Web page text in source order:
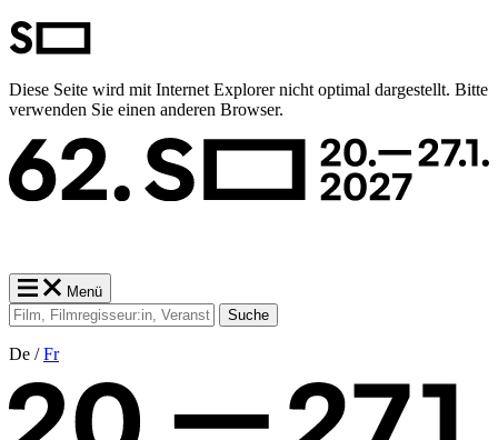
Diese Seite wird mit Internet Explorer nicht optimal dargestellt. Bitte
verwenden Sie einen anderen Browser.
Menü
Suche
De /Fr